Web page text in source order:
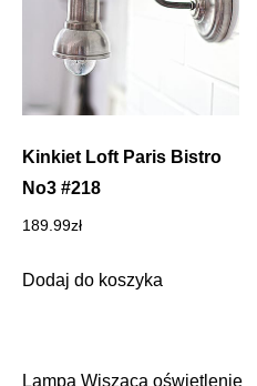
Kinkiet Loft Paris Bistro
No3 #218
189.99zł
Dodaj do koszyka
Lampa Wisząca oświetlenie